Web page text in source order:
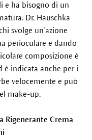
e ha bisogno di un
Dr. Hauschka
svolge un’azione
perioculare e dando
composizione è
è indicata anche per i
velocemente e può
make-up.
Rigenerante Crema